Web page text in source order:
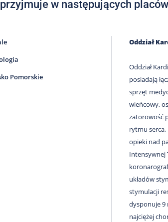
w następujących
Pomorskie
Oddział
Oddział
posiadają
sprzęt
wieńcowy,
zatorowość
rytmu
opieki nad
Intensywnej
układów
stymulacji
dysponuje 9
najciężej